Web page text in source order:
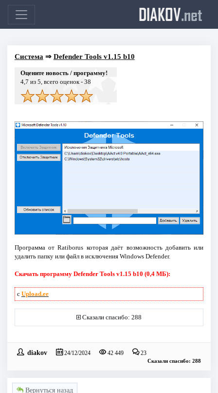
DIAKOV.net
Система ⇒ Defender Tools v1.15 b10
Оцените новость / программу!
4,7 из 5, всего оценок - 38
Программа от Ratiborus которая даёт возможность добавить или
удалить папку или файл в исключения Windows Defender.
Скачать программу Defender Tools v1.15 b10 (0,4 МБ):
с Upload.ee
Сказали спасибо: 288
diakov 24/12/2024 42 449 23
Сказали спасибо: 288
Вернуться назад